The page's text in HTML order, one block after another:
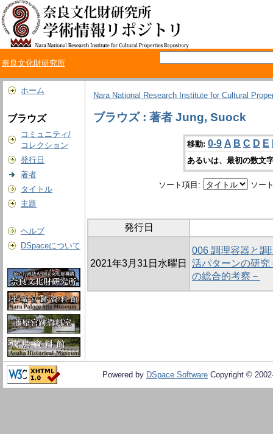
奈良文化財研究所
ホーム
ブラウズ
コミュニティ/
コレクション
発行日
著者
タイトル
主題
ヘルプ
DSpaceについて
Nara National Research Institute for Cultural
ブラウズ : 著者 Jung, Suock
移動: 0-9 A B C D E
あるいは、最初の数文
ソート項目: ソー
発行日
2021年3月31日水曜日
006 調理容器と調
活パターンの研
の総合的考察－
Powered by DSpace Software Copyright ©